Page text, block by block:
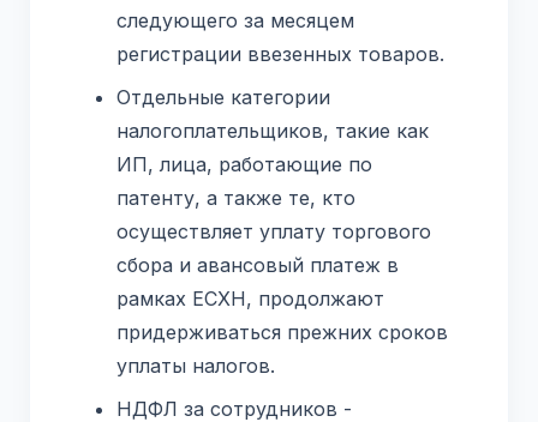
следующего за месяцем
регистрации ввезенных товаров.
Отдельные категории
налогоплательщиков, такие как
ИП, лица, работающие по
патенту, а также те, кто
осуществляет уплату торгового
сбора и авансовый платеж в
рамках ЕСХН, продолжают
придерживаться прежних сроков
уплаты налогов.
НДФЛ за сотрудников -